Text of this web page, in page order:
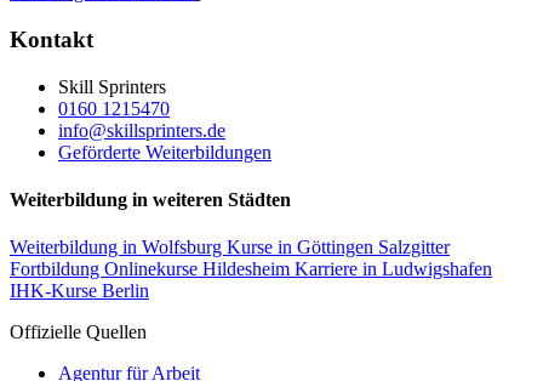
Kontakt
Skill Sprinters
0160 1215470
info@skillsprinters.de
Geförderte Weiterbildungen
Weiterbildung in weiteren Städten
Weiterbildung in Wolfsburg Kurse in Göttingen Salzgitter
Fortbildung Onlinekurse Hildesheim Karriere in Ludwigshafen
IHK-Kurse Berlin
Offizielle Quellen
Agentur für Arbeit